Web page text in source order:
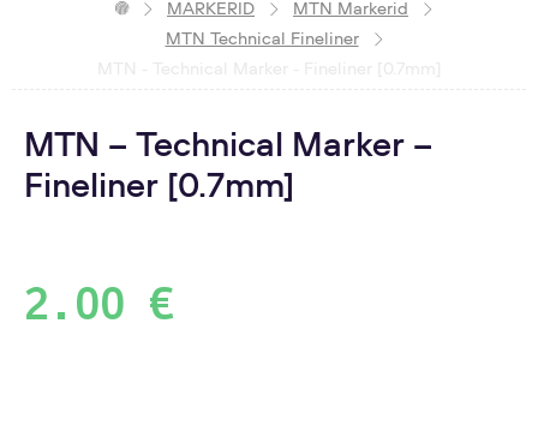
MARKERID
MTN Markerid
MTN Technical Fineliner
MTN – Technical Marker –
Fineliner [0.7mm]
2.00 €